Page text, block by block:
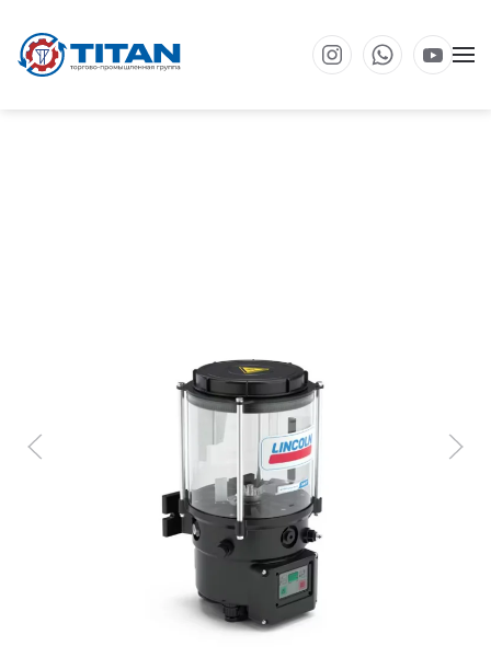
Перейти к основному содержанию